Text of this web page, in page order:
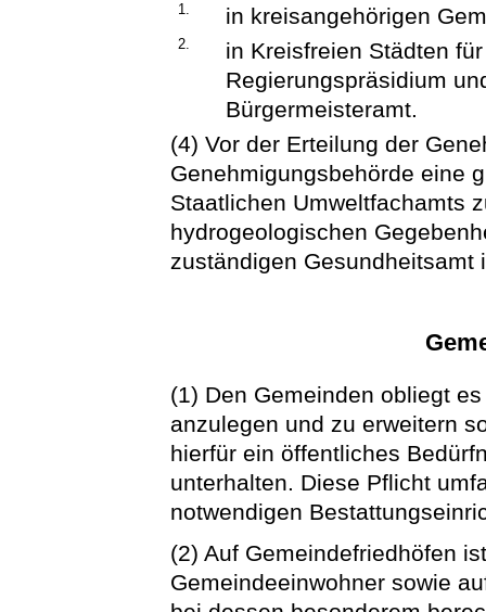
1. in kreisangehörigen
2.
in Kreisfreien Städten
Regierungspräsidium
Bürgermeisteramt.
(4) Vor der Erteilung der
Genehmigungsbehörde eine
Staatlichen Umweltfachamts
hydrogeologischen
zuständigen Gesundheitsamt
(1) Den Gemeinden obliegt
anzulegen und zu erweitern
hierfür ein öffentliches
unterhalten. Diese Pflicht
notwendigen
(2) Auf Gemeindefriedhöfen
Gemeindeeinwohner sowie